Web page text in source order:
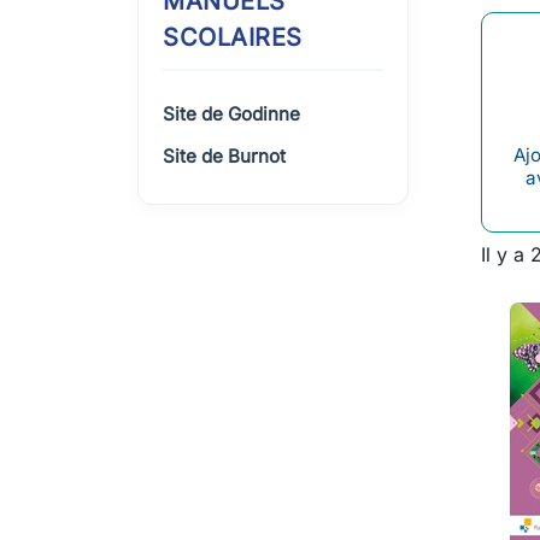
SCOLAIRES
Site de Godinne
Site de Burnot
Il y a